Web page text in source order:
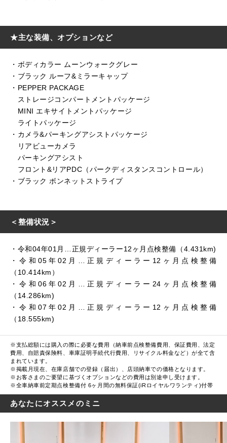
★主な装備、オプションなど
・ボディカラー ムーンウォークグレー
・ブラック ルーフ&ミラーキャップ
・PEPPER PACKAGE
ストレージコンパートメントパッケージ
MINI エキサイトメントパッケージ
ライトパッケージ
・カメラ&パーキングアシストパッケージ
リアビューカメラ
パーキングアシスト
フロント&リアPDC（パークディスタンスコントロール）
・ブラック ボンネットストライプ
＜整備状況＞
・令和04年01月…正規ディーラー12ヶ月点検整備（4.431km)
・令和05年02月…正規ディーラー12ヶ月点検整備
（10.414km）
・令和06年02月…正規ディーラー24ヶ月点検整備
（14.286km)
・令和07年02月…正規ディーラー12ヶ月点検整備
（18.555km)
※支払総額には購入の際に必要な費用（納車前点検整備費用、保証費用、法定
費用、自賠責保険料、車庫証明手続代行費用、リサイクル料金など）が全て含
まれています。
※掲載月現在、在庫店舗での登録（届出）、店頭納車での価格となります。
※お客さまのご要望に基づくオプションなどの費用は別途申し受けます。
※全車納車前定期点検整備付 6ヶ月間の無料保証(iRロイヤルワランティ)付帯
あなたにオススメのミニ